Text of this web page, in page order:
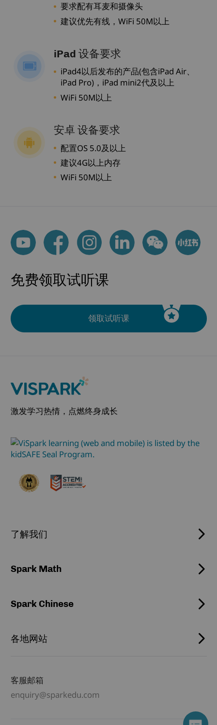
要求配有耳麦和摄像头
建议优先有线，WiFi 50M以上
iPad 设备要求
iPad4以后发布的产品(包含iPad Air、
iPad Pro)，iPad mini2代及以上
WiFi 50M以上
安卓 设备要求
配置OS 5.0及以上
建议4G以上内存
WiFi 50M以上
免费领取试听课
领取试听课
激发学习热情，点燃终身成长
了解我们
Spark Math
Spark Chinese
各地网站
客服邮箱
enquiry@sparkedu.com